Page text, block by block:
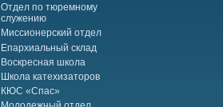
Отдел по тюремному
служению
Миссионерский отдел
Епархиальный склад
Воскресная школа
Школа катехизаторов
КЮС «Спас»